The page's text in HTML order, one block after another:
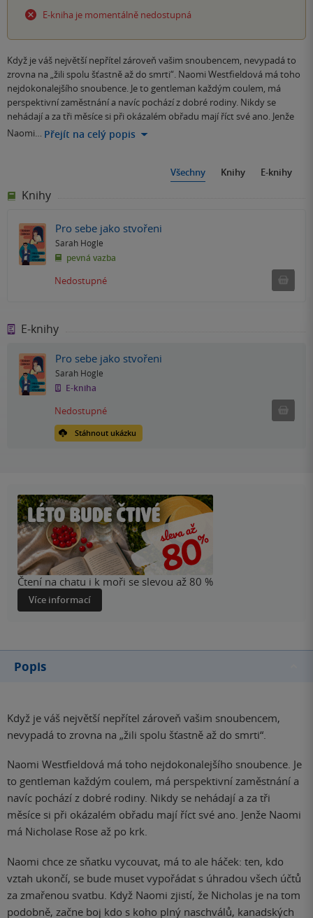
E-kniha je momentálně nedostupná
Když je váš největší nepřítel zároveň vašim snoubencem, nevypadá to
zrovna na „žili spolu šťastně až do smrti“. Naomi Westfieldová má toho
nejdokonalejšího snoubence. Je to gentleman každým coulem, má
perspektivní zaměstnání a navíc pochází z dobré rodiny. Nikdy se
nehádají a za tři měsíce si při okázalém obřadu mají říct své ano. Jenže
Naomi… Přejít na celý popis
Všechny Knihy E-knihy
Knihy
Pro sebe jako stvořeni
Sarah Hogle
pevná vazba
Nedostupné
E-knihy
Pro sebe jako stvořeni
Sarah Hogle
E-kniha
Stáhnout ukázku
Nedostupné
Čtení na chatu i k moři se slevou až 80 %
Více informací
Popis
Když je váš největší nepřítel zároveň vašim snoubencem,
nevypadá to zrovna na „žili spolu šťastně až do smrti“.
Naomi Westfieldová má toho nejdokonalejšího snoubence. Je
to gentleman každým coulem, má perspektivní zaměstnání a
navíc pochází z dobré rodiny. Nikdy se nehádají a za tři
měsíce si při okázalém obřadu mají říct své ano. Jenže Naomi
má Nicholase Rose až po krk.
Naomi chce ze sňatku vycouvat, má to ale háček: ten, kdo
vztah ukončí, se bude muset vypořádat s úhradou všech účtů
za zmařenou svatbu. Když Naomi zjistí, že Nicholas je na tom
podobně, začne boj kdo s koho plný naschválů, kanadských